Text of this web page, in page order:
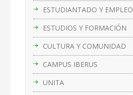
ESTUDIANTADO Y EMPLEO
ESTUDIOS Y FORMACIÓN
CULTURA Y COMUNIDAD
CAMPUS IBERUS
UNITA